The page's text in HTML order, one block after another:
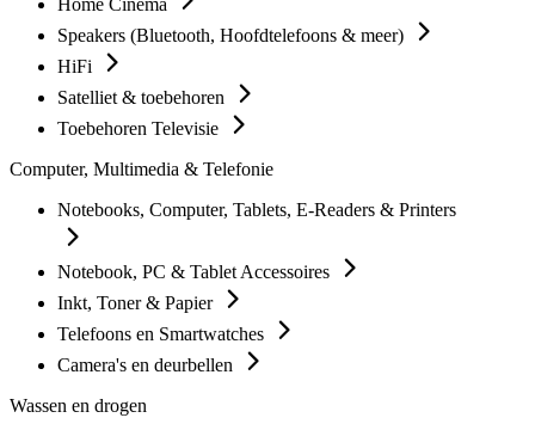
Home Cinema
Speakers (Bluetooth, Hoofdtelefoons & meer)
HiFi
Satelliet & toebehoren
Toebehoren Televisie
Computer, Multimedia & Telefonie
Notebooks, Computer, Tablets, E-Readers & Printers
Notebook, PC & Tablet Accessoires
Inkt, Toner & Papier
Telefoons en Smartwatches
Camera's en deurbellen
Wassen en drogen